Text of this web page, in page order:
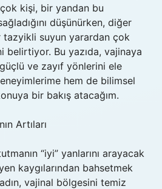
kişi, bir yandan bu
düşünürken, diğer
suyun yarardan çok
belirtiyor. Bu yazıda, vajinaya
ve zayıf yönlerini ele
hem de bilimsel
bir bakış atacağım.
Artıları
“iyi” yanlarını arayacak
kaygılarından bahsetmek
vajinal bölgesini temiz